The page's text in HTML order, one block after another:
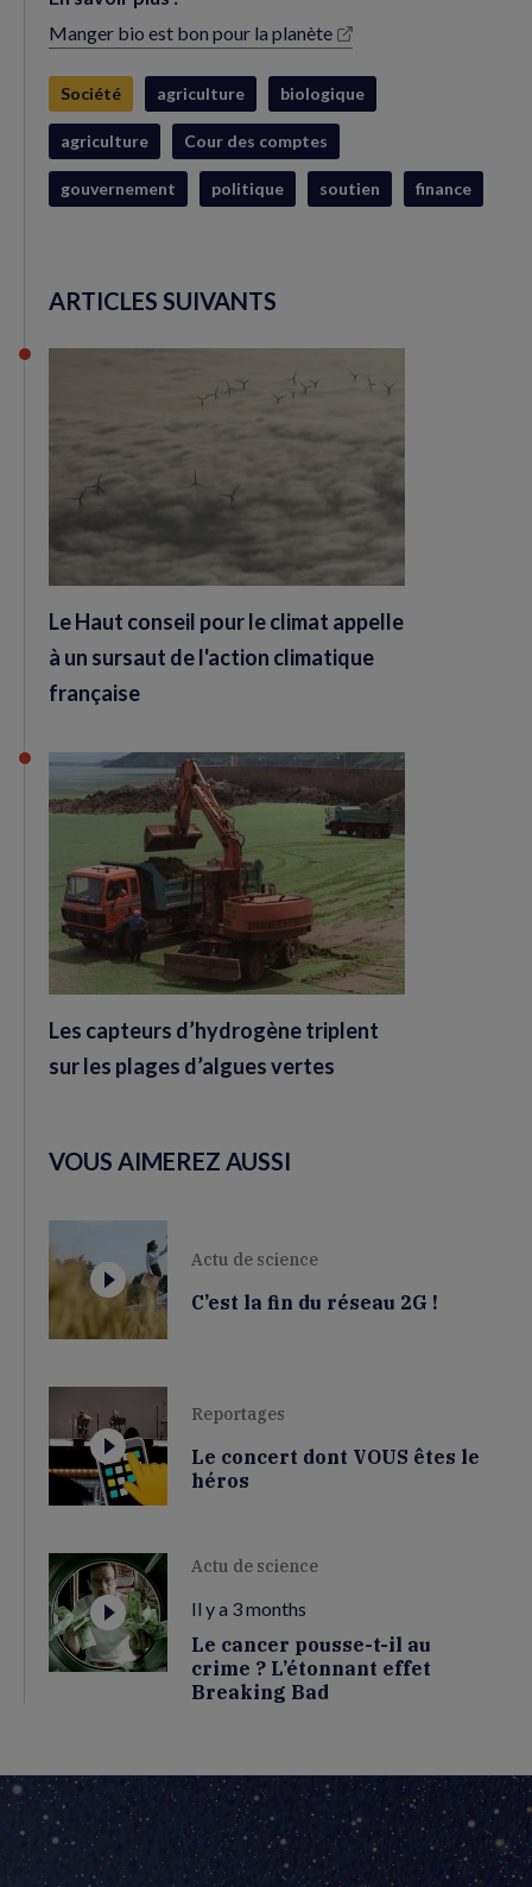
Manger bio est bon pour la planète
(nouvelle
Société agriculture biologique
agriculture Cour des comptes
gouvernement politique soutien finance
ARTICLES SUIVANTS
Le Haut conseil pour le climat appelle
à un sursaut de l'action climatique
française
Les capteurs d’hydrogène triplent
sur les plages d’algues vertes
VOUS AIMEREZ AUSSI
Actu de science
C’est la fin du réseau 2G !
Reportages
Le concert dont VOUS êtes le
héros
Actu de science
Il y a 3 months
Le cancer pousse-t-il au
crime ? L’étonnant effet
Breaking Bad